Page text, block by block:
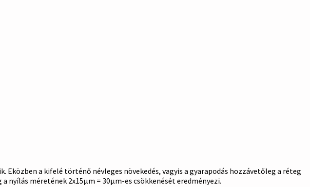
a kifelé történő névleges növekedés, vagyis a gyarapodás hozzávetőleg a réteg
nyílás méretének 2x15µm = 30µm-es csökkenését eredményezi.